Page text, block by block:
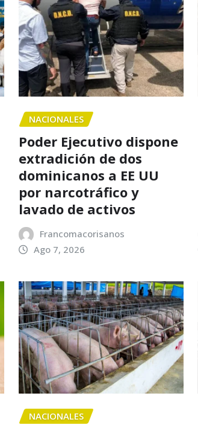
NACIONALES
Poder Ejecutivo dispone
extradición de dos
dominicanos a EE UU
por narcotráfico y
lavado de activos
Francomacorisanos
Ago 7, 2026
NACIONALES